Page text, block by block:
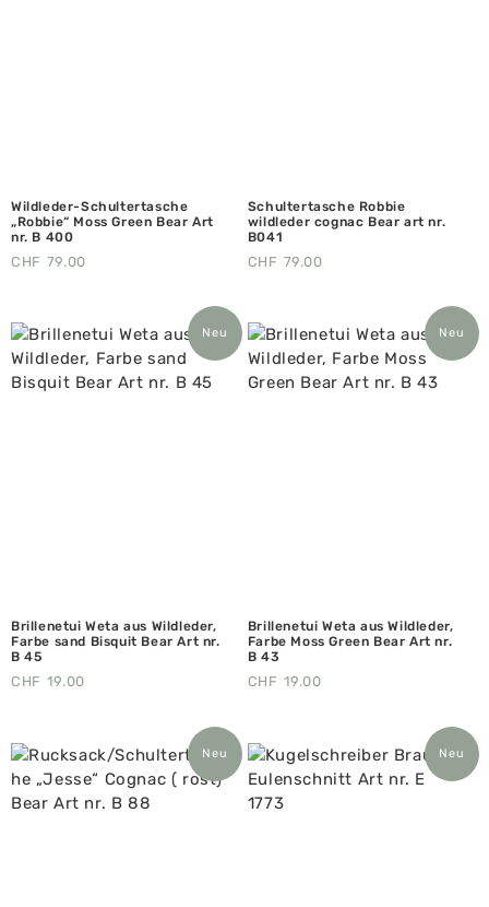
Wildleder-Schultertasche
„Robbie“ Moss Green Bear Art
nr. B 400
CHF 79.00
Schultertasche Robbie
wildleder cognac Bear art nr.
B041
CHF 79.00
Neu
Brillenetui Weta aus Wildleder,
Farbe sand Bisquit Bear Art nr.
B 45
CHF 19.00
Neu
Brillenetui Weta aus Wildleder,
Farbe Moss Green Bear Art nr.
B 43
CHF 19.00
Neu Neu